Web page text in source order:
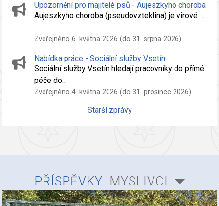
Upozornění pro majitelé psů - Aujeszkyho choroba
Aujeszkyho choroba (pseudovzteklina) je virové …
Zveřejněno 6. května 2026 (do 31. srpna 2026)
Nabídka práce - Sociální služby Vsetín
Sociální služby Vsetín hledají pracovníky do přímé
péče do…
Zveřejněno 4. května 2026 (do 31. prosince 2026)
Starší zprávy
PŘÍSPĚVKY MYSLIVCI